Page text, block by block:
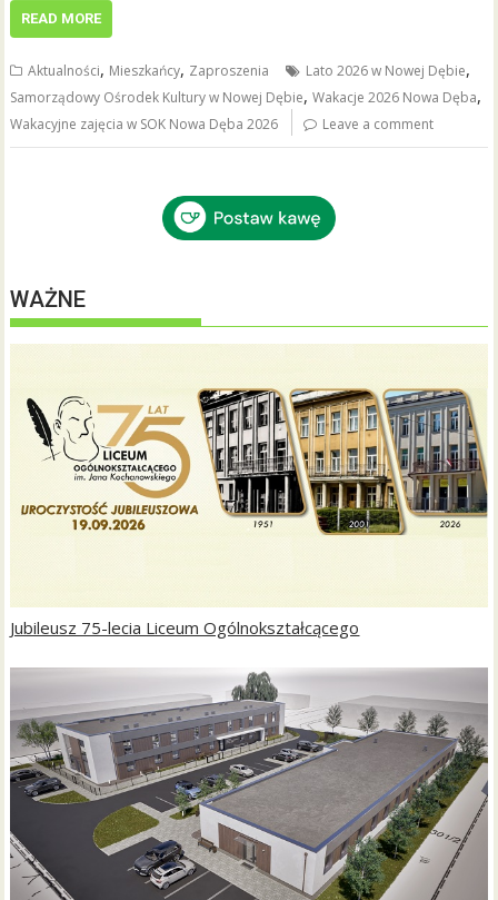
e
b
o
o
itt
er l e
READ MORE
Aktualności, Mieszkańcy, Zaproszenia Lato 2026 w Nowej Dębie,
Samorządowy Ośrodek Kultury w Nowej Dębie,Wakacje 2026 Nowa Dęba,
Wakacyjne zajęcia w SOK Nowa Dęba 2026 Leave a comment
WAŻNE
Jubileusz 75-lecia Liceum Ogólnokształcącego